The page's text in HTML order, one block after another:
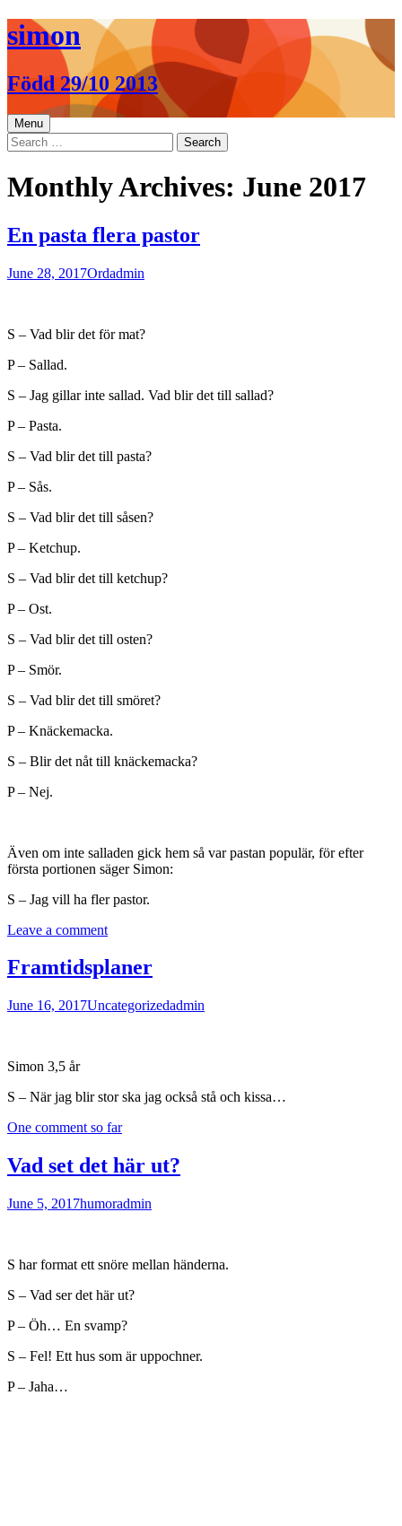
Skip
to
simon
Född 29/10 2013
Menu
Search
for:
Monthly Archives: June 2017
En pasta flera pastor
June 28, 2017Ordadmin
S – Vad blir det för mat?
P – Sallad.
S – Jag gillar inte sallad. Vad blir det till sallad?
P – Pasta.
S – Vad blir det till pasta?
P – Sås.
S – Vad blir det till såsen?
P – Ketchup.
S – Vad blir det till ketchup?
P – Ost.
S – Vad blir det till osten?
P – Smör.
S – Vad blir det till smöret?
P – Knäckemacka.
S – Blir det nåt till knäckemacka?
P – Nej.
Även om inte salladen gick hem så var pastan populär, för efter
första portionen säger Simon:
S – Jag vill ha fler pastor.
Leave a comment
Framtidsplaner
June 16, 2017Uncategorizedadmin
Simon 3,5 år
S – När jag blir stor ska jag också stå och kissa…
One comment so far
Vad set det här ut?
June 5, 2017humoradmin
S har format ett snöre mellan händerna.
S – Vad ser det här ut?
P – Öh… En svamp?
S – Fel! Ett hus som är uppochner.
P – Jaha…